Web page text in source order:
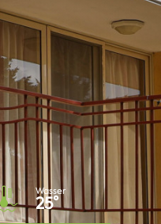
Wasser
25°